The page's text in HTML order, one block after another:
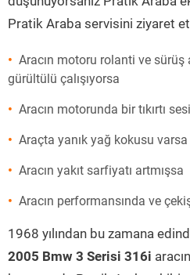
Pratik Araba servisini ziyaret
Aracın motoru rolanti ve
gürültülü çalışıyorsa
Aracın motorunda bir tıkırtı
Araçta yanık yağ kokusu varsa
Aracın yakıt sarfiyatı artmışsa
Aracın performansında ve
1968 yılından bu zamana
2005 Bmw 3 Serisi 316i